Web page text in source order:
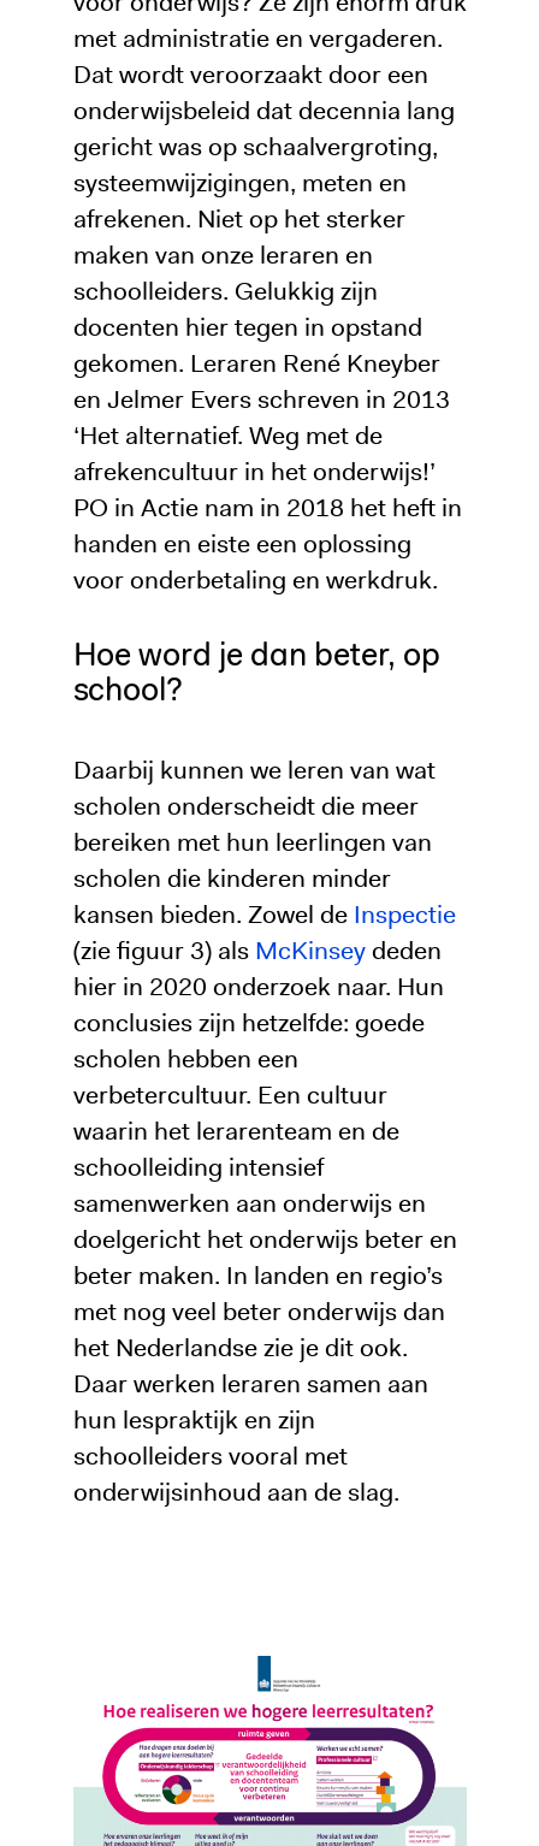
met administratie en vergaderen.
Dat wordt veroorzaakt door een
onderwijsbeleid dat decennia lang
gericht was op schaalvergroting,
systeemwijzigingen, meten en
afrekenen. Niet op het sterker
maken van onze leraren en
schoolleiders. Gelukkig zijn
docenten hier tegen in opstand
gekomen. Leraren René Kneyber
en Jelmer Evers schreven in 2013
‘Het alternatief. Weg met de
afrekencultuur in het onderwijs!’
PO in Actie nam in 2018 het heft in
handen en eiste een oplossing
voor onderbetaling en werkdruk.
Hoe word je dan beter, op
school?
Daarbij kunnen we leren van wat
scholen onderscheidt die meer
bereiken met hun leerlingen van
scholen die kinderen minder
kansen bieden. Zowel de Inspectie
(zie figuur 3) als McKinseydeden
hier in 2020 onderzoek naar. Hun
conclusies zijn hetzelfde: goede
scholen hebben een
verbetercultuur. Een cultuur
waarin het lerarenteam en de
schoolleiding intensief
samenwerken aan onderwijs en
doelgericht het onderwijs beter en
beter maken. In landen en regio’s
met nog veel beter onderwijs dan
het Nederlandse zie je dit ook.
Daar werken leraren samen aan
hun lespraktijk en zijn
schoolleiders vooral met
onderwijsinhoud aan de slag.